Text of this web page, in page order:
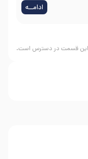
این قسمت در دسترس است.
ادامــه